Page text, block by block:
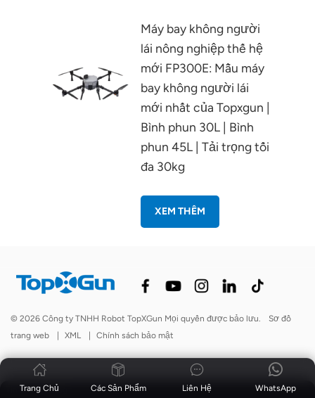
Tiếng ViệtTopXGun
FP300E
Máy bay không người
lái nông nghiệp thế hệ
mới FP300E: Mẫu máy
bay không người lái
mới nhất của Topxgun |
Bình phun 30L | Bình
phun 45L | Tải trọng tối
đa 30kg
XEM THÊM
Tin tức | Blog
© 2026 Công ty TNHH Robot TopXGun Mọi quyền được bảo lưu.
Sơ đồ
trang web
| XML | Chính sách bảo mật
Trang Chủ Các Sản Phẩm WhatsApp
Liên Hệ